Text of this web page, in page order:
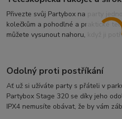
Přivezte svůj Partybox na party
kolečkům a pohodlné a praktické
můžete vysunout nahoru, když ji
Odolný proti postříkání
Ať už si užíváte party s přáteli v
Partybox Stage 320 se díky jeho
IPX4 nemusíte obávat, že by vám